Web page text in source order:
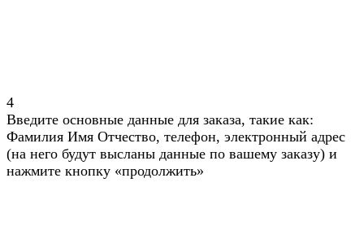
4
Введите основные данные для заказа, такие как:
Фамилия Имя Отчество, телефон, электронный адрес
(на него будут высланы данные по вашему заказу) и
нажмите кнопку «продолжить»